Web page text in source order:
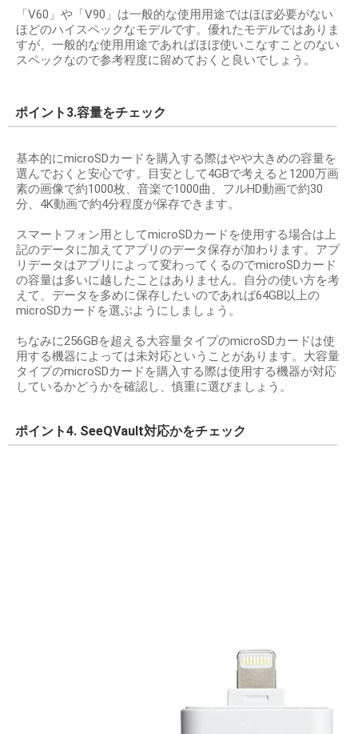
「V60」や「V90」は一般的な使用用途ではほぼ必要がない
ほどのハイスペックなモデルです。優れたモデルではありま
すが、一般的な使用用途であればほぼ使いこなすことのない
スペックなので参考程度に留めておくと良いでしょう。
ポイント3.容量をチェック
基本的にmicroSDカードを購入する際はやや大きめの容量を
選んでおくと安心です。目安として4GBで考えると1200万画
素の画像で約1000枚、音楽で1000曲、フルHD動画で約30
分、4K動画で約4分程度が保存できます。
スマートフォン用としてmicroSDカードを使用する場合は上
記のデータに加えてアプリのデータ保存が加わります。アプ
リデータはアプリによって変わってくるのでmicroSDカード
の容量は多いに越したことはありません。自分の使い方を考
えて、データを多めに保存したいのであれば64GB以上の
microSDカードを選ぶようにしましょう。
ちなみに256GBを超える大容量タイプのmicroSDカードは使
用する機器によっては未対応ということがあります。大容量
タイプのmicroSDカードを購入する際は使用する機器が対応
しているかどうかを確認し、慎重に選びましょう。
ポイント4. SeeQVault対応かをチェック